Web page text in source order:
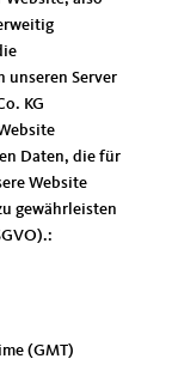
unseren Server
KG
Daten, die für
Website
gewährleisten
(GMT)